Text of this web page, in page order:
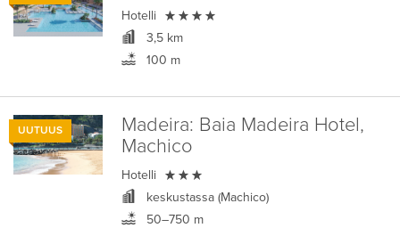
Hotelli 
3,5 km
100 m
UUTUUS Madeira: Baia Madeira Hotel,
Machico
Hotelli 
keskustassa (Machico)
50–750 m